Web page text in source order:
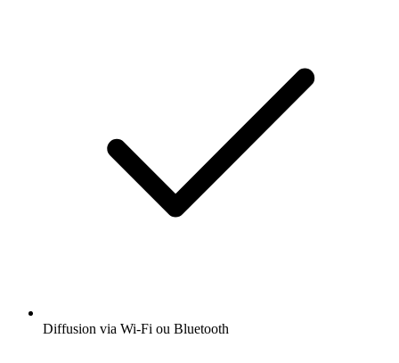
Diffusion via Wi-Fi ou Bluetooth